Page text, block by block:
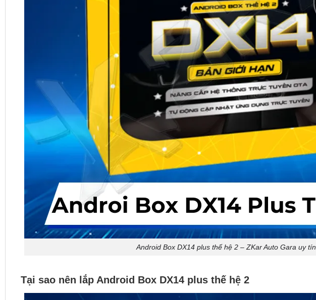
Android Box DX14 plus thế hệ 2 – ZKar Auto Gara uy tín
Tại sao nên lắp Android Box DX14 plus thế hệ 2